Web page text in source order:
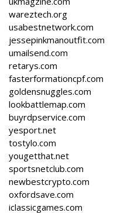
wareztech.org
usabestnetwork.com
jessepinkmanoutfit.com
umailsend.com
retarys.com
fasterformationcpf.com
goldensnuggles.com
lookbattlemap.com
buyrdpservice.com
yesport.net
tostylo.com
yougetthat.net
sportsnetclub.com
newbestcrypto.com
oxfordsave.com
iclassicgames.com